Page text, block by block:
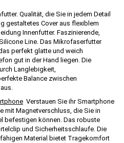
Qualität, die Sie in jedem Detail
gestaltetes Cover aus flexiblem
Innenfutter. Faszinierende,
Line. Das Mikrofaserfutter
perfekt glatte und weich
gut in der Hand liegen. Die
Langlebigkeit,
Balance zwischen
Verstauen Sie ihr Smartphone
mit Magnetverschluss, die Sie in
befestigen können. Das robuste
und Sicherheitsschlaufe. Die
Material bietet Tragekomfort